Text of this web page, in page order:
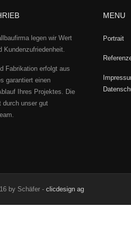
legen wir Wert
Kundenzufriedenheit.
Fabrikation erfolgt aus
garantiert einen
Ihres Projektes. Die
durch unser gut
MENU
Portrait
by Schäfer - clicdesign ag